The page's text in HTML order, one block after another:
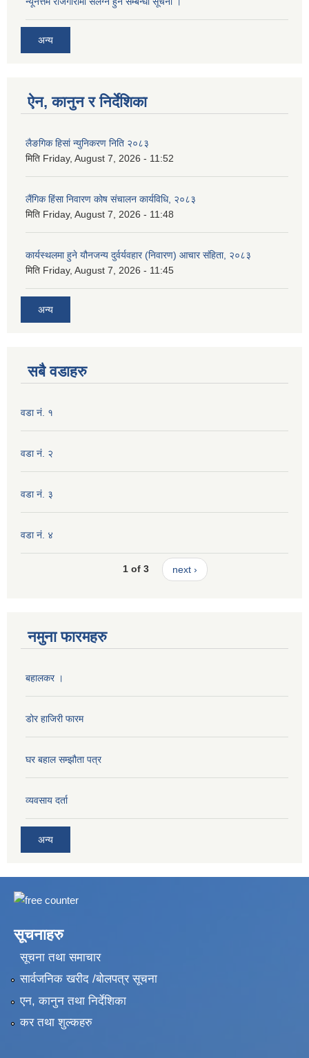
अन्य
ऐन, कानुन र निर्देशिका
लैङगिक हिसां न्युनिकरण निति २०८३
मिति Friday, August 7, 2026 - 11:52
लैंगिक हिंसा निवारण कोष संचालन कार्यविधि, २०८३
मिति Friday, August 7, 2026 - 11:48
कार्यस्थलमा हुने यौनजन्य दुर्वर्यवहार (निवारण) आचार संहिता, २०८३
मिति Friday, August 7, 2026 - 11:45
अन्य
सबै वडाहरु
वडा नं. १
वडा नं. २
वडा नं. ३
वडा नं. ४
1 of 3 next ›
नमुना फारमहरु
बहालकर ।
डोर हाजिरी फारम
घर बहाल सम्झौता पत्र
व्यवसाय दर्ता
अन्य
सूचनाहरु
सूचना तथा समाचार
सार्वजनिक खरीद /बोलपत्र सूचना
एन, कानुन तथा निर्देशिका
कर तथा शुल्कहरु